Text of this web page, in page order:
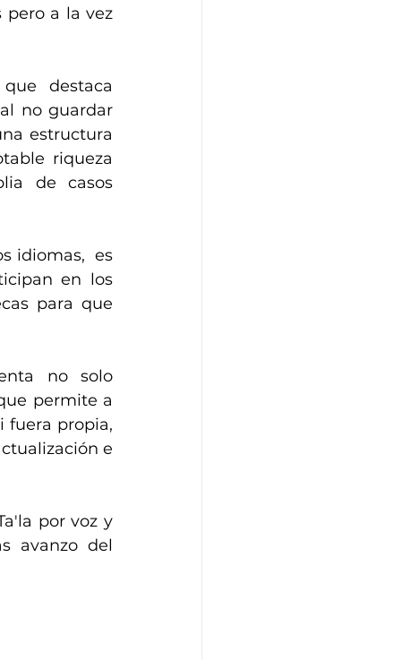
pero a la vez
destaca
no guardar
estructura
riqueza
de casos
idiomas,  es
en los
para que
no solo
permite a
fuera propia,
e
por voz y
avanzo del